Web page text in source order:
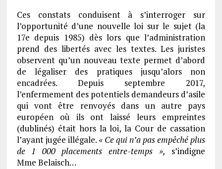
Ces constats conduisent à s’interroger sur
l’opportunité d’une nouvelle loi sur le sujet (la
17e depuis 1985) dès lors que l’administration
prend des libertés avec les textes. Les juristes
observent qu’un nouveau texte permet d’abord
de légaliser des pratiques jusqu’alors non
encadrées. Depuis septembre 2017,
l’enfermement des potentiels demandeurs d’asile
qui vont être renvoyés dans un autre pays
européen où ils ont laissé leurs empreintes
(dublinés) était hors la loi, la Cour de cassation
l’ayant jugée illégale. « Ce qui n’a pas empêché plus
de 1 000 placements entre-temps », s’indigne
Mme Belaisch…